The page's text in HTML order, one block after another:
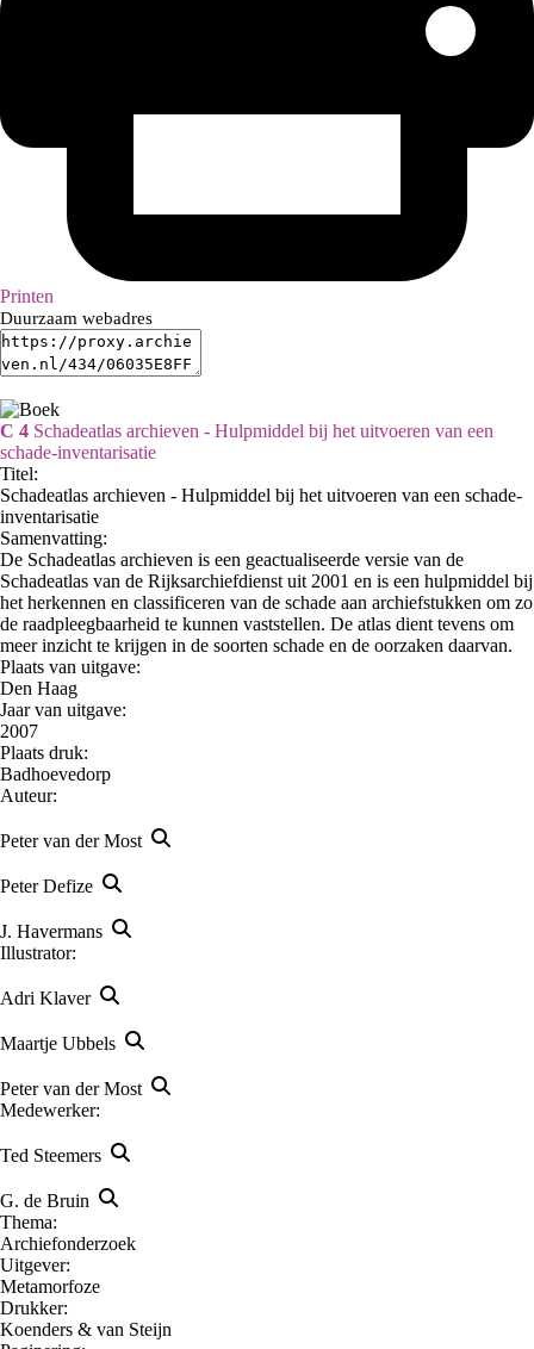
Printen
Duurzaam webadres
C 4 Schadeatlas archieven - Hulpmiddel bij het uitvoeren van een
schade-inventarisatie
Titel:
Schadeatlas archieven - Hulpmiddel bij het uitvoeren van een schade-
inventarisatie
Samenvatting:
De Schadeatlas archieven is een geactualiseerde versie van de
Schadeatlas van de Rijksarchiefdienst uit 2001 en is een hulpmiddel bij
het herkennen en classificeren van de schade aan archiefstukken om zo
de raadpleegbaarheid te kunnen vaststellen. De atlas dient tevens om
meer inzicht te krijgen in de soorten schade en de oorzaken daarvan.
Plaats van uitgave:
Den Haag
Jaar van uitgave:
2007
Plaats druk:
Badhoevedorp
Auteur:
Peter van der Most
Peter Defize
J. Havermans
Illustrator:
Adri Klaver
Maartje Ubbels
Peter van der Most
Medewerker:
Ted Steemers
G. de Bruin
Thema:
Archiefonderzoek
Uitgever:
Metamorfoze
Drukker:
Koenders & van Steijn